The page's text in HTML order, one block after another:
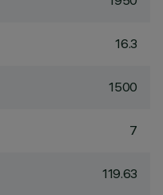
16.3
1500
7
119.63